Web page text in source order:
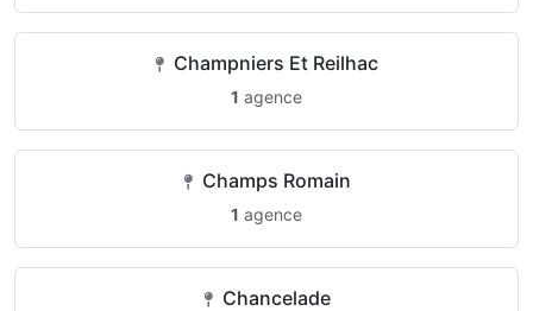
Champniers Et Reilhac
1 agence
Champs Romain
1 agence
Chancelade